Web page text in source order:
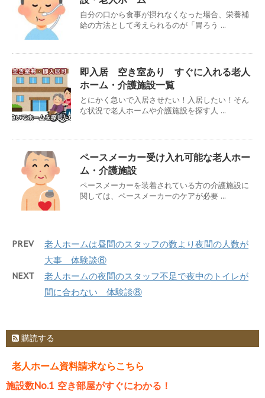
自分の口から食事が摂れなくなった場合、栄養補
給の方法として考えられるのが「胃ろう ...
即入居 空き室あり すぐに入れる老人
ホーム・介護施設一覧
とにかく急いで入居させたい！入居したい！そん
な状況で老人ホームや介護施設を探す人 ...
ペースメーカー受け入れ可能な老人ホー
ム・介護施設
ペースメーカーを装着されている方の介護施設に
関しては、ペースメーカーのケアが必要 ...
PREV
老人ホームは昼間のスタッフの数より夜間の人数が
大事 体験談⑥
NEXT
老人ホームの夜間のスタッフ不足で夜中のトイレが
間に合わない 体験談⑧
購読する
老人ホーム資料請求ならこちら
施設数No.1 空き部屋がすぐにわかる！